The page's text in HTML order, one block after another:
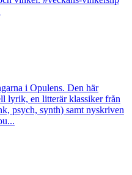
i Opulens. Den här
lyrik, en litterär klassiker från
psych, synth) samt nyskriven